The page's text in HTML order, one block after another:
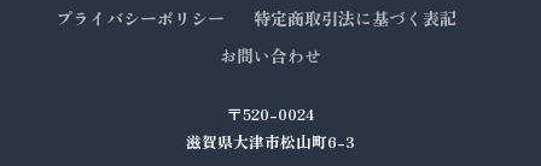
プライバシーポリシー
特定商取引法に基づく表記
お問い合わせ
〒520-0024
滋賀県大津市松山町6-3